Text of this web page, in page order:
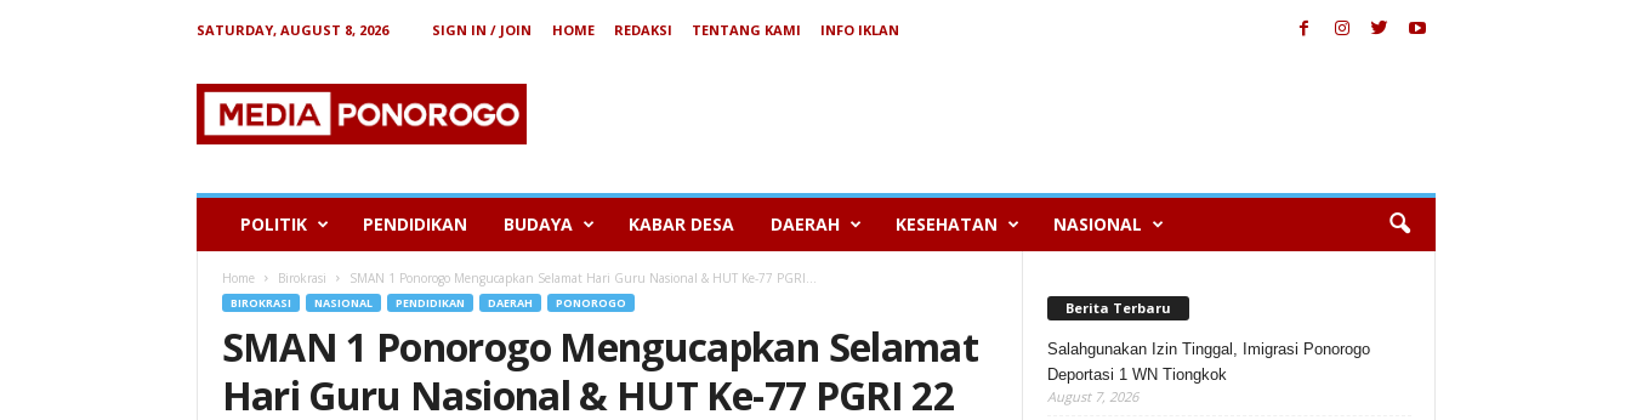
SATURDAY, AUGUST 8, 2026 SIGN IN / JOIN HOME REDAKSI TENTANG KAMI
INFO IKLAN
e
POLITIK PENDIDIKAN BUDAYA KABAR DESA DAERAH KESEHATAN NASIONAL
Home Birokrasi SMAN 1 Ponorogo Mengucapkan Selamat Hari Guru Nasional & HUT Ke-77 PGRI...
BIROKRASI NASIONAL PENDIDIKAN DAERAH PONOROGO
SMAN 1 Ponorogo Mengucapkan Selamat
Hari Guru Nasional & HUT Ke-77 PGRI 22
Berita Terbaru
Salahgunakan Izin Tinggal, Imigrasi Ponorogo
Deportasi 1 WN Tiongkok
August 7, 2026